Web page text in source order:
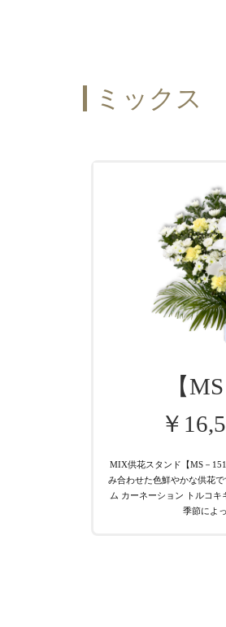
ミックス
【
￥
MIX供花スタンド【MS－
み合わせた色鮮やかな供花
ム カーネーション トルコ
季節によ